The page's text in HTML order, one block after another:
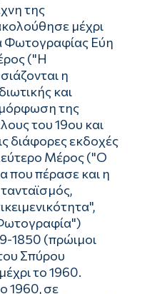
της
μέχρι
Φωτογραφίας Εύη
("Η
η
και
της
του 19ου και
διάφορες εκδοχές
Μέρος ("Ο
που πέρασε και η
1850 (πρώιμοι
Σπύρου
το 1960.
1960, σε